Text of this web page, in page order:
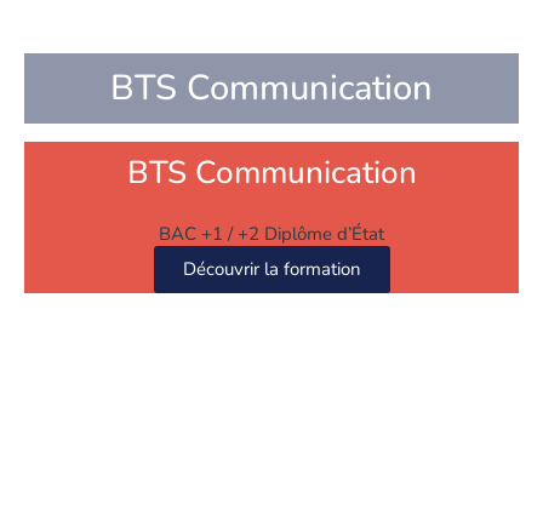
BTS Communication
BTS Communication
BAC +1 / +2 Diplôme d’État
Découvrir la formation